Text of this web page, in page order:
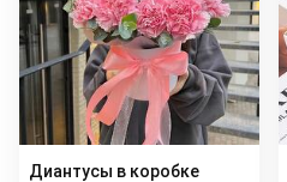
Диантусы в коробке